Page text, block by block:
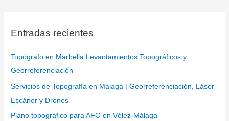
Entradas recientes
Topógrafo en Marbella.Levantamientos Topográficos y
Georreferenciación
Servicios de Topografía en Málaga | Georreferenciación, Láser
Escáner y Drones
Plano topográfico para AFO en Vélez-Málaga